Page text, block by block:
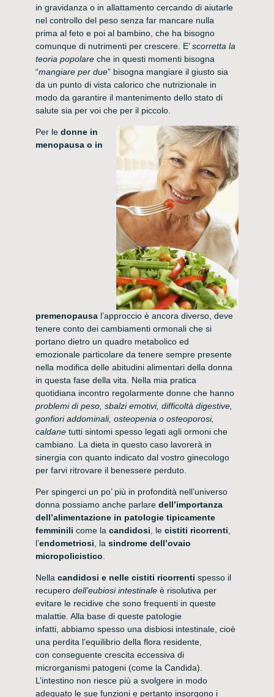
in gravidanza o in allattamento cercando di aiutarle
nel controllo del peso senza far mancare nulla
prima al feto e poi al bambino, che ha bisogno
comunque di nutrimenti per crescere. E’scorretta la
teoria popolare che in questi momenti bisogna
“mangiare per due” bisogna mangiare il giusto sia
da un punto di vista calorico che nutrizionale in
modo da garantire il mantenimento dello stato di
salute sia per voi che per il piccolo.
Per ledonne in
menopausa o in
premenopausa l’approccio è ancora diverso, deve
tenere conto dei cambiamenti ormonali che si
portano dietro un quadro metabolico ed
emozionale particolare da tenere sempre presente
nella modifica delle abitudini alimentari della donna
in questa fase della vita. Nella mia pratica
quotidiana incontro regolarmente donne che hanno
problemi di peso, sbalzi emotivi, difficoltà digestive,
gonfiori addominali, osteopenia o osteoporosi,
caldane tutti sintomi spesso legati agli ormoni che
cambiano. La dieta in questo caso lavorerà in
sinergia con quanto indicato dal vostro ginecologo
per farvi ritrovare il benessere perduto.
Per spingerci un po’ più in profondità nell’universo
donna possiamo anche parlaredell’importanza
dell’alimentazione in patologie tipicamente
femminili come lacandidosi , lecistiti ricorrenti
l’endometriosi , la sindrome dell’ovaio
micropolicistico
Nellacandidosi e nelle cistiti ricorrenti spesso il
recuperodell’eubiosi intestinale è risolutiva per
evitare le recidive che sono frequenti in queste
malattie. Alla base di queste patologie
infatti, abbiamo spesso una disbiosi intestinale, cioè
una perdita l’equilibrio della flora residente,
con conseguente crescita eccessiva di
microrganismi patogeni (come la Candida).
L’intestino non riesce più a svolgere in modo
adeguato le sue funzioni e pertanto insorgono i